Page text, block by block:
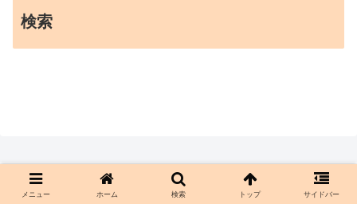
検索
メニュー ホーム 検索 トップ サイドバー